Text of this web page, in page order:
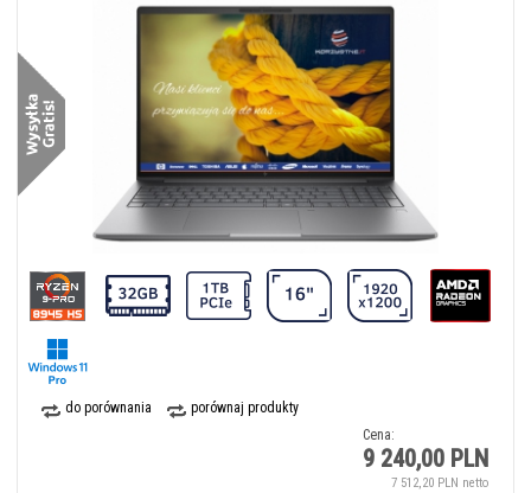
do porównania
porównaj produkty
Cena:
9 240,00 PLN
7 512,20 PLN netto